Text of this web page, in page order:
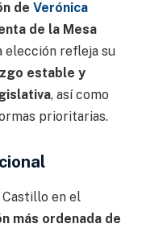
de Verónica
de la Mesa
elección refleja su
estable y
, así como
prioritarias.
Castillo en el
más ordenada de